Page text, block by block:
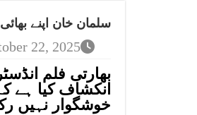
سلمان خان اپنے
22, 2025
بھارتی فلم
انکشاف کیا ہے
خوشگوار نہیں